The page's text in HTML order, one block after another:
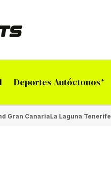
Deportes Autóctonos
Gran CanariaLa Laguna Tenerife